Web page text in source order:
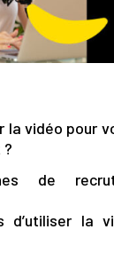
la vidéo pour
de
d’utiliser la